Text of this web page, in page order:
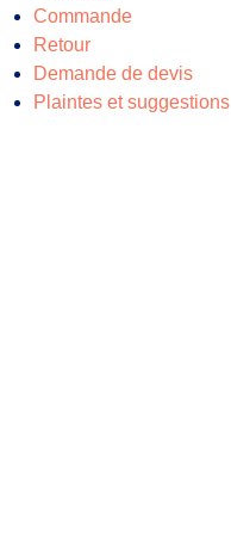
Commande
Retour
Demande de devis
Plaintes et suggestions